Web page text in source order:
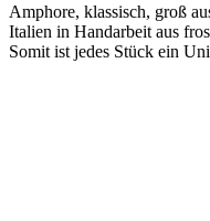
Amphore, klassisch, groß
Italien in Handarbeit aus
Somit ist jedes Stück ein